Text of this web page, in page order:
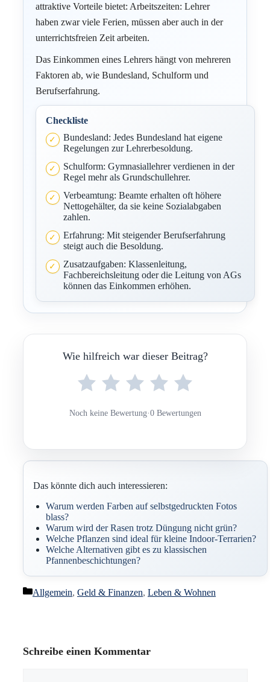
attraktive Vorteile bietet: Arbeitszeiten: Lehrer
haben zwar viele Ferien, müssen aber auch in der
unterrichtsfreien Zeit arbeiten.
Das Einkommen eines Lehrers hängt von mehreren
Faktoren ab, wie Bundesland, Schulform und
Berufserfahrung.
Checkliste
Bundesland: Jedes Bundesland hat eigene
Regelungen zur Lehrerbesoldung.
Schulform: Gymnasiallehrer verdienen in der
Regel mehr als Grundschullehrer.
Verbeamtung: Beamte erhalten oft höhere
Nettogehälter, da sie keine Sozialabgaben
zahlen.
Erfahrung: Mit steigender Berufserfahrung
steigt auch die Besoldung.
Zusatzaufgaben: Klassenleitung,
Fachbereichsleitung oder die Leitung von AGs
können das Einkommen erhöhen.
Wie hilfreich war dieser Beitrag?
Noch keine Bewertung·0 Bewertungen
Das könnte dich auch interessieren:
Warum werden Farben auf selbstgedruckten Fotos
blass?
Warum wird der Rasen trotz Düngung nicht grün?
Welche Pflanzen sind ideal für kleine Indoor-Terrarien?
Welche Alternativen gibt es zu klassischen
Pfannenbeschichtungen?
Kategorien
Allgemein, Geld & Finanzen, Leben & Wohnen
Schreibe einen Kommentar